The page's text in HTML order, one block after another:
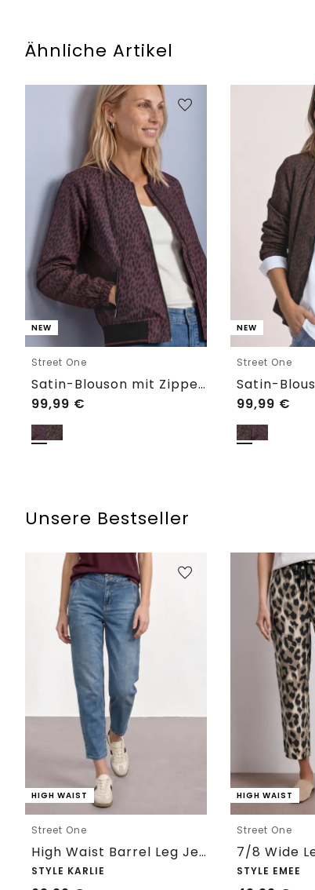
Ähnliche Artikel
NEW
Street One
Satin-Blouson mit Zipper und Leo-Print
99,99 €
NEW
Street One
99,99 €
Unsere Bestseller
HIGH WAIST
Street One
High Waist Barrel Leg Jeans im Loose Fit
STYLE KARLIE
HIGH WAIST
Street One
STYLE EMEE